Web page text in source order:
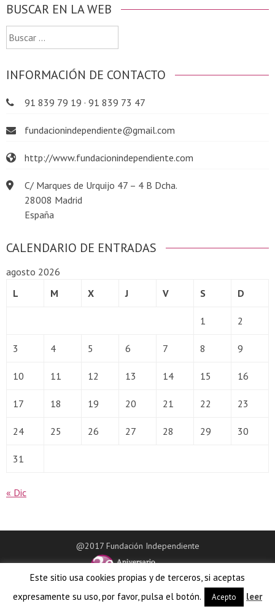
BUSCAR EN LA WEB
Buscar:
INFORMACIÓN DE CONTACTO
91 839 79 19 · 91 839 73 47
fundacionindependiente@gmail.com
http://www.fundacionindependiente.com
C/ Marques de Urquijo 47 – 4 B Dcha.
28008 Madrid
España
CALENDARIO DE ENTRADAS
agosto 2026
L
M X J V S D
1 2
3 4 5 6 7 8 9
10 11 12 13 14 15 16
17 18 19 20 21 22 23
24 25 26 27 28 29 30
31
« Dic
@2017 Fundación Independiente
Este sitio usa cookies propias y de terceros, si aceptas
expresamente su uso, por favor, pulsa el botón.
Acepto
leer